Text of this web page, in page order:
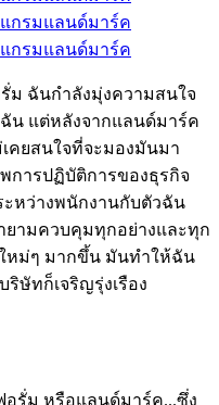
ม ฉันกำลังมุ่งความสนใจ
น แต่หลังจากแลนด์มาร์ค
คยสนใจที่จะมองมันมา
การปฏิบัติการของธุรกิจ
หว่างพนักงานกับตัวฉัน
ยามควบคุมทุกอย่างและทุก
ใหม่ๆ มากขึ้น มันทำให้ฉัน
ษัทก็เจริญรุ่งเรือง
อรั่ม หรือแลนด์มาร์ค...ซึ่ง